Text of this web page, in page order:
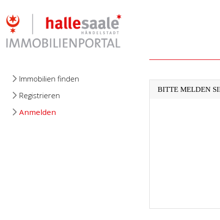
Immobilien finden
Registrieren
Anmelden
BITTE MELDEN